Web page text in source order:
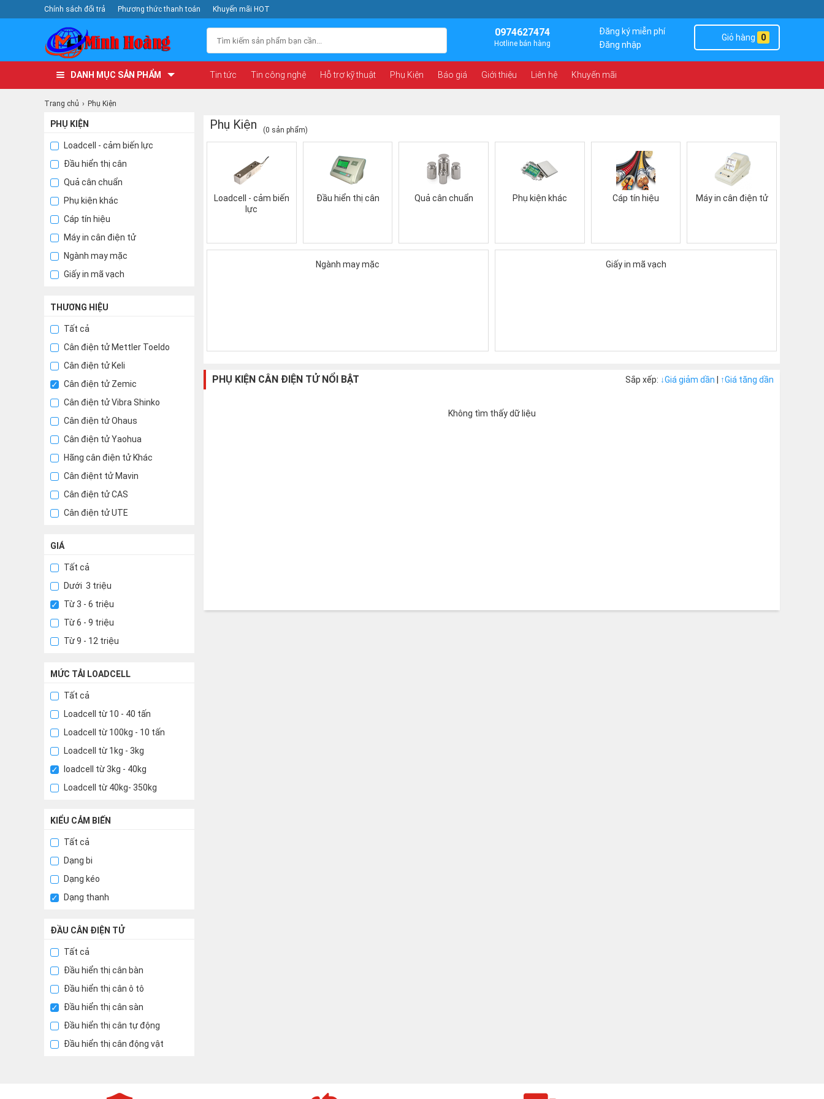
Chính sách đổi trả Phương thức thanh toán Khuyến mãi HOT
0974627474
Hotline bán hàng
Đăng ký miễn phí
Đăng nhập
Giỏ hàng 0
DANH MỤC SẢN PHẨM Tin tức Tin công nghệ Hỗ trợ kỹ thuật Phụ Kiện Báo giá Giới thiệu Liên hệ Khuyến mãi
Trang chủ Phụ Kiện
PHỤ KIỆN
Loadcell - cảm biến lực
Đầu hiển thị cân
Quả cân chuẩn
Phụ kiện khác
Cáp tín hiệu
Máy in cân điện tử
Ngành may mặc
Giấy in mã vạch
THƯƠNG HIỆU
Tất cả
Cân điện tử Mettler Toeldo
Cân điện tử Keli
Cân điện tử Zemic
Cân điện tử Vibra Shinko
Cân điện tử Ohaus
Cân điện tử Yaohua
Hãng cân điện tử Khác
Cân điệnt tử Mavin
Cân điện tử CAS
Cân điện tử UTE
GIÁ
Tất cả
Dưới 3 triệu
Từ 3 - 6 triệu
Từ 6 - 9 triệu
Từ 9 - 12 triệu
MỨC TẢI LOADCELL
Tất cả
Loadcell từ 10 - 40 tấn
Loadcell từ 100kg - 10 tấn
Loadcell từ 1kg - 3kg
loadcell từ 3kg - 40kg
Loadcell từ 40kg- 350kg
KIỂU CẢM BIẾN
Tất cả
Dạng bi
Dạng kéo
Dạng thanh
ĐẦU CÂN ĐIỆN TỬ
Tất cả
Đầu hiển thị cân bàn
Đầu hiển thị cân ô tô
Đầu hiển thị cân sàn
Đầu hiển thị cân tự động
Đầu hiển thị cân động vật
Phụ Kiện (0 sản phẩm)
Loadcell - cảm biến
lực
Đầu hiển thị cân Quả cân chuẩn Phụ kiện khác Cáp tín hiệu Máy in cân điện tử
Ngành may mặc Giấy in mã vạch
PHỤ KIỆN CÂN ĐIỆN TỬ NỔI BẬT Sắp xếp: ↓Giá giảm dần ↑Giá tăng dần
Không tìm thấy dữ liệu